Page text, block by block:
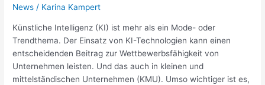
News / Karina Kampert
Künstliche Intelligenz (KI) ist mehr als ein Mode- oder
Trendthema. Der Einsatz von KI-Technologien kann einen
entscheidenden Beitrag zur Wettbewerbsfähigkeit von
Unternehmen leisten. Und das auch in kleinen und
mittelständischen Unternehmen (KMU). Umso wichtiger ist es,